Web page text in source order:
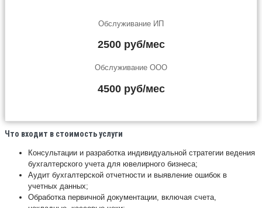
Обслуживание ИП
2500 руб/мес
Обслуживание ООО
4500 руб/мес
Что входит в стоимость услуги
Консультации и разработка индивидуальной стратегии ведения
бухгалтерского учета для ювелирного бизнеса;
Аудит бухгалтерской отчетности и выявление ошибок в
учетных данных;
Обработка первичной документации, включая счета,